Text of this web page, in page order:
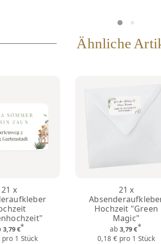
Ähnliche
21 x
3,79 €*
pro 1 Stück
21 x
Hochzeit "Green
Magic"
ab 3,79 €*
0,18 € pro 1 Stück